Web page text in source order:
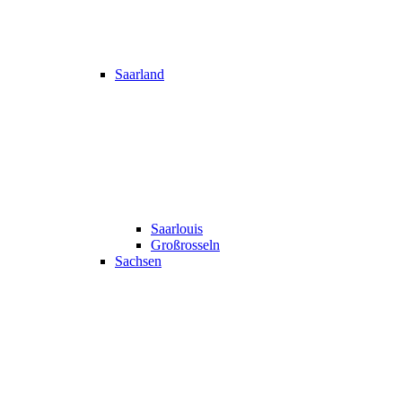
Saarland
Saarlouis
Großrosseln
Sachsen